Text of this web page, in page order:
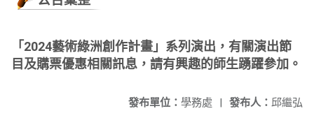
「2024藝術綠洲創作計畫」系列演出，有關演出節
目及購票優惠相關訊息，請有興趣的師生踴躍參加。
發布人： 邱繼弘
發布單位： 學務處 |